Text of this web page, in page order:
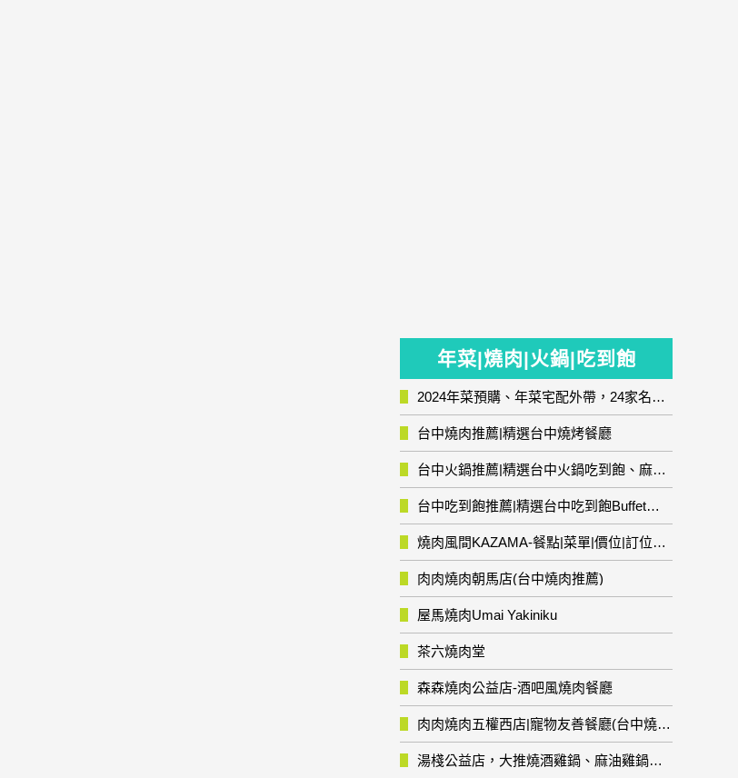
年菜|燒肉|火鍋|吃到飽
2024年菜預購、年菜宅配外帶，24家名店年菜推薦整理，圍爐輕鬆上菜團圓趣
台中燒肉推薦|精選台中燒烤餐廳
台中火鍋推薦|精選台中火鍋吃到飽、麻辣鍋、鴛鴦鍋、石頭火鍋、酸菜白肉鍋、海鮮鍋、燒酒雞、麻油雞、壽喜燒等熱門人氣火鍋店!
台中吃到飽推薦|精選台中吃到飽Buffet自助餐廳
燒肉風間KAZAMA-餐點|菜單|價位|訂位資訊
肉肉燒肉朝馬店(台中燒肉推薦)
屋馬燒肉Umai Yakiniku
茶六燒肉堂
森森燒肉公益店-酒吧風燒肉餐廳
肉肉燒肉五權西店|寵物友善餐廳(台中燒肉推薦)
湯棧公益店，大推燒酒雞鍋、麻油雞鍋暖暖有夠補